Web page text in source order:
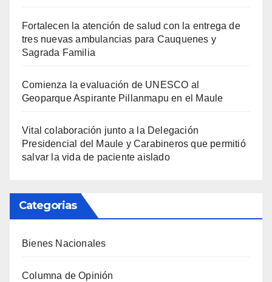
Fortalecen la atención de salud con la entrega de
tres nuevas ambulancias para Cauquenes y
Sagrada Familia
Comienza la evaluación de UNESCO al
Geoparque Aspirante Pillanmapu en el Maule
Vital colaboración junto a la Delegación
Presidencial del Maule y Carabineros que permitió
salvar la vida de paciente aislado
Categorias
Bienes Nacionales
Columna de Opinión